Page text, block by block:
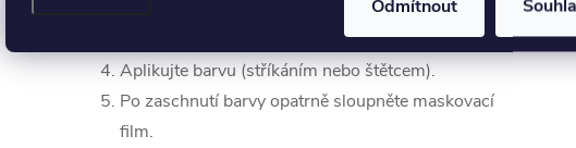
Odmítnout
Nechte masku důkladně zaschnout, dokud
Aplikujte barvu (stříkáním nebo štětcem).
Po zaschnutí barvy opatrně sloupněte maskovací
film.